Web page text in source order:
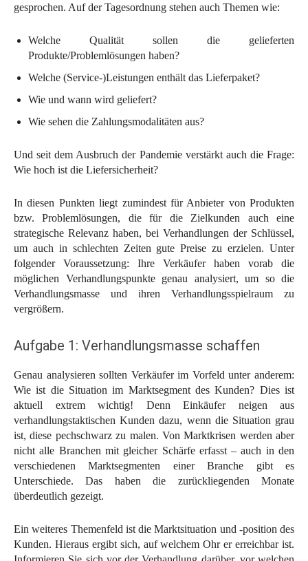
gesprochen. Auf der Tagesordnung stehen auch Themen wie:
Welche Qualität sollen die gelieferten
Produkte/Problemlösungen haben?
Welche (Service-)Leistungen enthält das Lieferpaket?
Wie und wann wird geliefert?
Wie sehen die Zahlungsmodalitäten aus?
Und seit dem Ausbruch der Pandemie verstärkt auch die Frage:
Wie hoch ist die Liefersicherheit?
In diesen Punkten liegt zumindest für Anbieter von Produkten
bzw. Problemlösungen, die für die Zielkunden auch eine
strategische Relevanz haben, bei Verhandlungen der Schlüssel,
um auch in schlechten Zeiten gute Preise zu erzielen. Unter
folgender Voraussetzung: Ihre Verkäufer haben vorab die
möglichen Verhandlungspunkte genau analysiert, um so die
Verhandlungsmasse und ihren Verhandlungsspielraum zu
vergrößern.
Aufgabe 1: Verhandlungsmasse schaffen
Genau analysieren sollten Verkäufer im Vorfeld unter anderem:
Wie ist die Situation im Marktsegment des Kunden? Dies ist
aktuell extrem wichtig! Denn Einkäufer neigen aus
verhandlungstaktischen Kunden dazu, wenn die Situation grau
ist, diese pechschwarz zu malen. Von Marktkrisen werden aber
nicht alle Branchen mit gleicher Schärfe erfasst – auch in den
verschiedenen Marktsegmenten einer Branche gibt es
Unterschiede. Das haben die zurückliegenden Monate
überdeutlich gezeigt.
Ein weiteres Themenfeld ist die Marktsituation und -position des
Kunden. Hieraus ergibt sich, auf welchem Ohr er erreichbar ist.